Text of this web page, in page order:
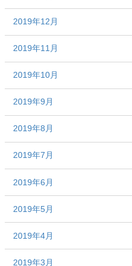
2019年12月
2019年11月
2019年10月
2019年9月
2019年8月
2019年7月
2019年6月
2019年5月
2019年4月
2019年3月